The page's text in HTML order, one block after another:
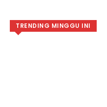
TRENDING MINGGU INI